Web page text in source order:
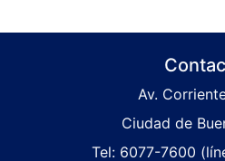
Av.
Ciudad de
Tel: 6077-7600